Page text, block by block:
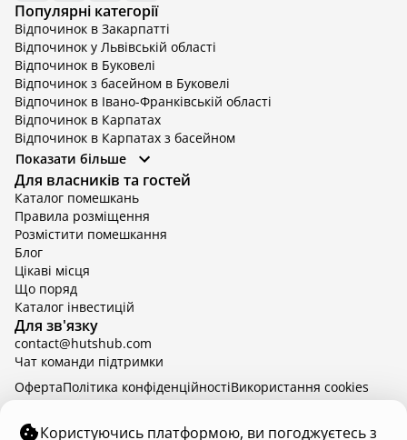
Популярні категорії
Відпочинок в Закарпатті
Відпочинок у Львівській області
Відпочинок в Буковелі
Відпочинок з басейном в Буковелі
Відпочинок в Івано-Франківській області
Відпочинок в Карпатах
Відпочинок в Карпатах з басейном
Відпочинок в Київській області
Відпочинок в Київській області з басейном
Відпочинок в Тернопільській області
Відпочинок у Вінницькій області
Відпочинок в Яремче
Відпочинок у Львівській області з басейном
Відпочинок з басейном в Тернопільській області
Показати більше
Для власників та гостей
Каталог помешкань
Правила розміщення
Розмістити помешкання
Блог
Цікаві місця
Що поряд
Каталог інвестицій
Для зв'язку
contact@hutshub.com
Чат команди підтримки
hutshub | ©2026
ОфертаПолітика конфіденційностіBикористання cookies
Користуючись платформою, ви погоджуєтесь з